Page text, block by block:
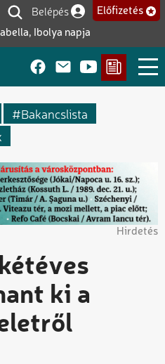
Ibolya napja
Felhasználói fiók
Belépés Előfizetés
Bakancslista
Hirdetés
ki a